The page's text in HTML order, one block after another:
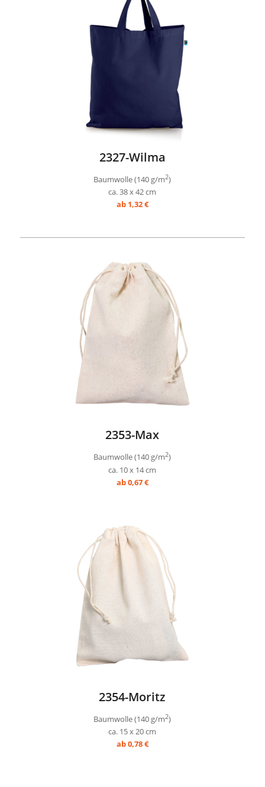
2327-Wilma
Baumwolle (140 g/m2)
ca. 38 x 42 cm
ab 1,32 €
2353-Max
Baumwolle (140 g/m2)
ca. 10 x 14 cm
ab 0,67 €
2354-Moritz
Baumwolle (140 g/m2)
ca. 15 x 20 cm
ab 0,78 €